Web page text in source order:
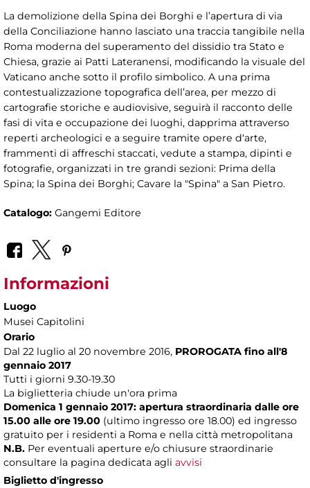
La demolizione della Spina dei Borghi e l’apertura di via
della Conciliazione hanno lasciato una traccia tangibile nella
Roma moderna del superamento del dissidio tra Stato e
Chiesa, grazie ai Patti Lateranensi, modificando la visuale del
Vaticano anche sotto il profilo simbolico. A una prima
contestualizzazione topografica dell’area, per mezzo di
cartografie storiche e audiovisive, seguirà il racconto delle
fasi di vita e occupazione dei luoghi, dapprima attraverso
reperti archeologici e a seguire tramite opere d‘arte,
frammenti di affreschi staccati, vedute a stampa, dipinti e
fotografie, organizzati in tre grandi sezioni: Prima della
Spina; la Spina dei Borghi; Cavare la "Spina" a San Pietro.
Catalogo: Gangemi Editore
Informazioni
Luogo
Musei Capitolini
Orario
Dal 22 luglio al 20 novembre 2016, PROROGATA fino all'8
gennaio 2017
Tutti i giorni 9.30-19.30
La biglietteria chiude un'ora prima
Domenica 1 gennaio 2017: apertura straordinaria dalle ore
15.00 alle ore 19.00 (ultimo ingresso ore 18.00) ed ingresso
gratuito per i residenti a Roma e nella città metropolitana
N.B. Per eventuali aperture e/o chiusure straordinarie
consultare la pagina dedicata agli avvisi
Biglietto d'ingresso